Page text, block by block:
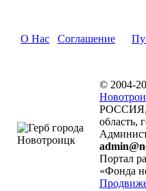
О Нас Соглашение
© 2004-
РОССИЯ,
область,
Портал
«Фонда